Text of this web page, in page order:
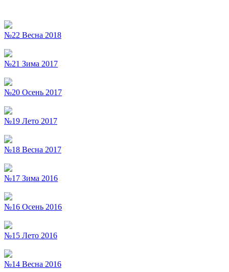
№22 Весна 2018
№21 Зима 2017
№20 Осень 2017
№19 Лето 2017
№18 Весна 2017
№17 Зима 2016
№16 Осень 2016
№15 Лето 2016
№14 Весна 2016